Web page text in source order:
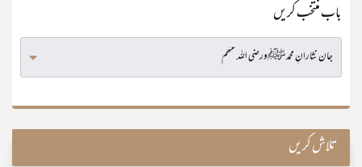
باب منتخب کریں
تلاش کریں